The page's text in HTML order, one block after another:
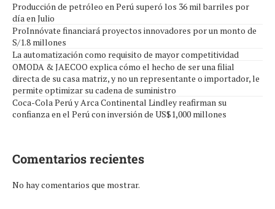
Producción de petróleo en Perú superó los 36 mil barriles por
día en Julio
ProInnóvate financiará proyectos innovadores por un monto de
S/1.8 millones
La automatización como requisito de mayor competitividad
OMODA & JAECOO explica cómo el hecho de ser una filial
directa de su casa matriz, y no un representante o importador, le
permite optimizar su cadena de suministro
Coca-Cola Perú y Arca Continental Lindley reafirman su
confianza en el Perú con inversión de US$1,000 millones
Comentarios recientes
No hay comentarios que mostrar.